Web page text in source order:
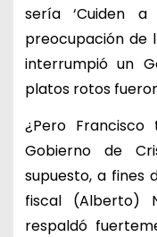
sería ‘Cuiden a
preocupación de
interrumpió un
platos rotos
¿Pero
Gobierno de
supuesto, a fines
fiscal (Alberto)
respaldó